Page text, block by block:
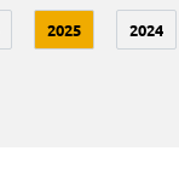
2025 2024